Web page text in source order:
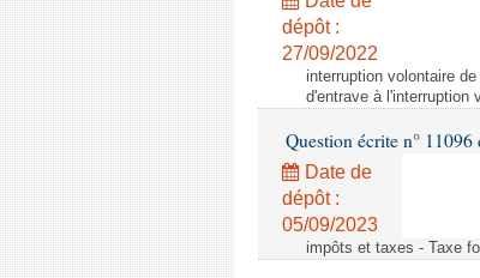
dépôt :
27/09/2022
interruption volontaire
d'entrave à l'interruption
Question écrite n°
Date de
dépôt :
05/09/2023
impôts et taxes - Taxe